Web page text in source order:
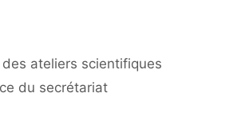
ateliers scientifiques
du secrétariat